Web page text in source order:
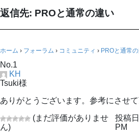
返信先: PROと通常の違い
ホーム › フォーラム › コミュニティ › PROと通常
No.1
KH
Tsuki様
ありがとうございます。参考にさせて
(まだ評価がありませ
ん)
投稿
PM